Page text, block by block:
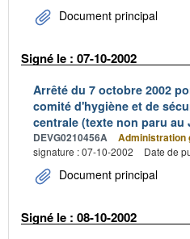
Document principal
Signé le : 07-10-2002
Arrêté du 7 octobre 2002
comité d'hygiène et de
centrale (texte non paru au
DEVG0210456A Administration
signature : 07-10-2002
Date de
Document principal
Signé le : 08-10-2002